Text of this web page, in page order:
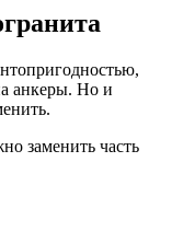
анкеры. Но и
заменить часть